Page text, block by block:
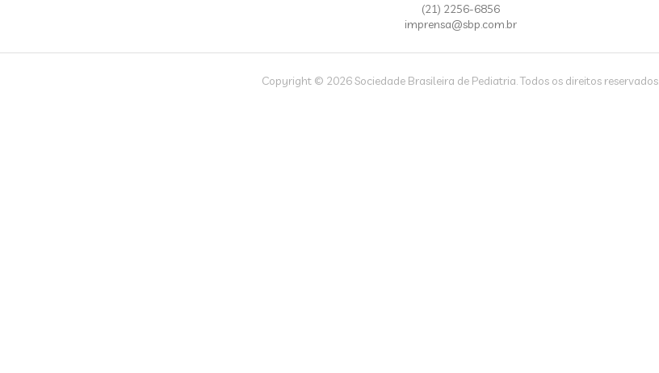
(21) 2256-6856
imprensa@sbp.com.br
Copyright © 2026 Sociedade Brasileira de Pediatria. Todos os direitos reservados.